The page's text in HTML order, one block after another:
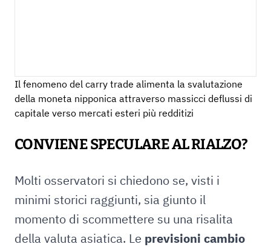
Il fenomeno del carry trade alimenta la svalutazione
della moneta nipponica attraverso massicci deflussi di
capitale verso mercati esteri più redditizi
CONVIENE SPECULARE AL RIALZO?
Molti osservatori si chiedono se, visti i
minimi storici raggiunti, sia giunto il
momento di scommettere su una risalita
della valuta asiatica. Le previsioni cambio